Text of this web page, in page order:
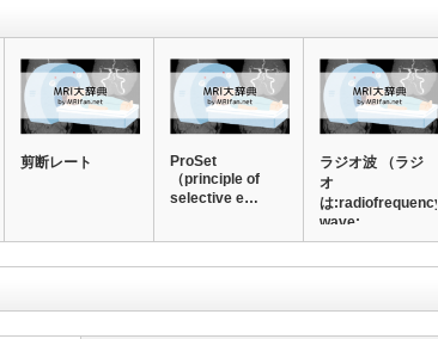
剪断レート
ProSet
（principle of
selective e…
ラジオ波 （ラジ
オ
は:radiofrequency
wave: …